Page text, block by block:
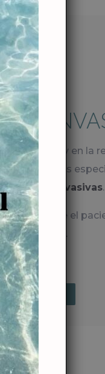
y en la
dental
, nos
invasivas.
es que el
muy a gusto.